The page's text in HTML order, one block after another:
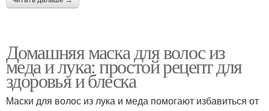
Домашняя маска для волос из
меда и лука: простой рецепт для
здоровья и блеска
Маски для волос из лука и меда помогают избавиться от